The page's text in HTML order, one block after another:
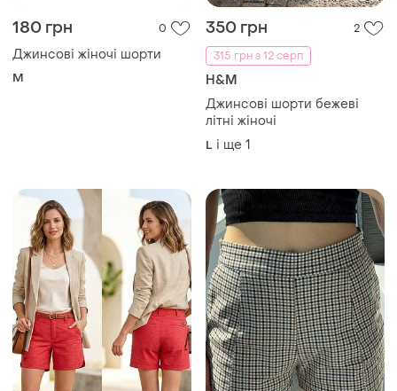
180 грн 0
Джинсові жіночі шорти
M
350 грн
2
315 грн з 12 серп
H&M
Джинсові шорти бежеві
літні жіночі
L і ще 1